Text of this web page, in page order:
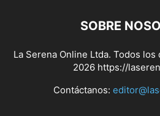
SOBRE
La Serena Online Ltda. Todos
2026 https://
Contáctanos: